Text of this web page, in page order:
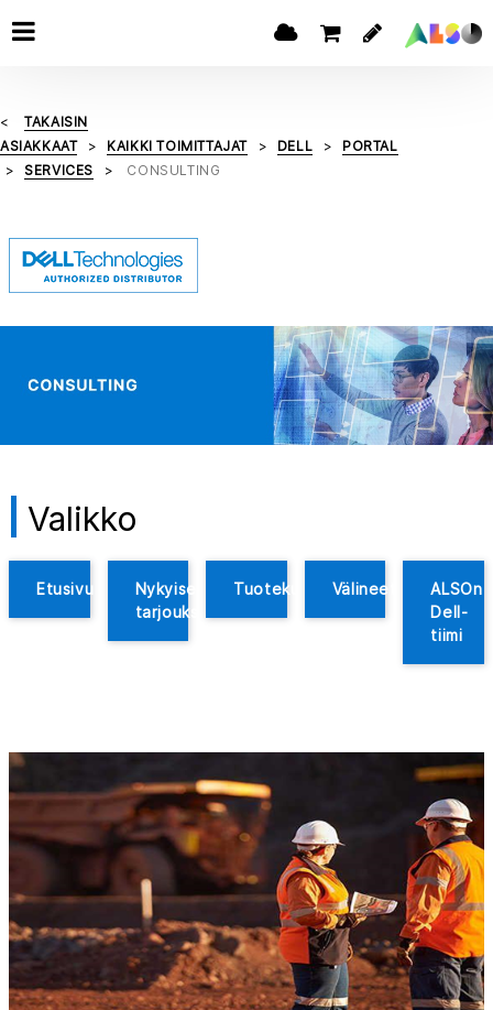
TAKAISIN
ASIAKKAAT
KAIKKI TOIMITTAJAT DELL
PORTAL
SERVICES
CONSULTING
Valikko
Etusivu
Nykyiset
tarjoukset
Tuotekuvaukset
Välineet
ALSOn
Dell-
tiimi